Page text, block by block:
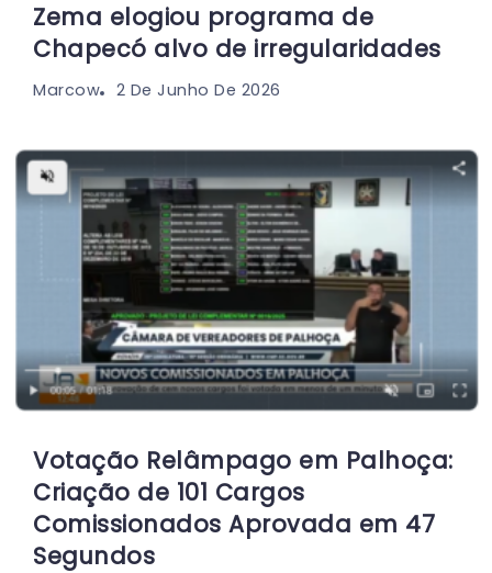
Zema elogiou programa de
Chapecó alvo de irregularidades
Marcow 2 De Junho De 2026
Votação Relâmpago em Palhoça:
Criação de 101 Cargos
Comissionados Aprovada em 47
Segundos